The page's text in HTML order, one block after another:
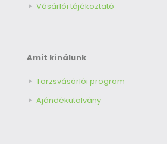
Vásárlói tájékoztató
Amit kínálunk
Törzsvásárlói program
Ajándékutalvány